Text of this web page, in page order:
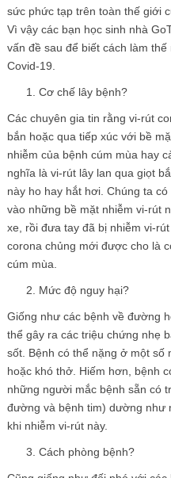
sức phức tạp trên toàn thế giới
Vì vậy các bạn học sinh nhà
vấn đề sau để biết cách làm
Covid-19.
Cơ chế lây bệnh?
Các chuyên gia tin rằng vi-rút
bắn hoặc qua tiếp xúc với bề
nhiễm của bệnh cúm mùa hay
nghĩa là vi-rút lây lan qua giọt
này ho hay hắt hơi. Chúng ta
vào những bề mặt nhiễm vi-rút
xe, rồi đưa tay đã bị nhiễm vi-
corona chủng mới được cho là
cúm mùa.
Mức độ nguy hại?
Giống như các bệnh về đường
thể gây ra các triệu chứng nhẹ
sốt. Bệnh có thể nặng ở một số
hoặc khó thở. Hiếm hơn, bệnh
những người mắc bệnh sẵn có
đường và bệnh tim) dường như
khi nhiễm vi-rút này.
Cách phòng bệnh?